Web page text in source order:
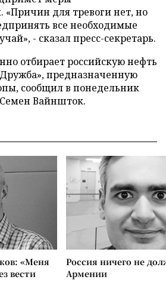
«Причин для тревоги нет, но
все необходимые
- сказал пресс-секретарь.
отбирает российскую нефть
предназначенную
сообщил в понедельник
Вайншток.
«Меня
вести
Россия ничего не
Армении